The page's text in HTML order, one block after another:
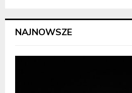
NAJNOWSZE